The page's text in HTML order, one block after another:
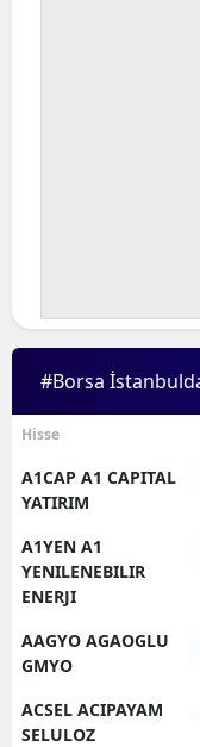
#Borsa
Hisse
A1CAP A1 CAPITAL
YATIRIM
A1YEN A1
YENILENEBILIR
ENERJI
AAGYO AGAOGLU
GMYO
ACSEL ACIPAYAM
SELULOZ